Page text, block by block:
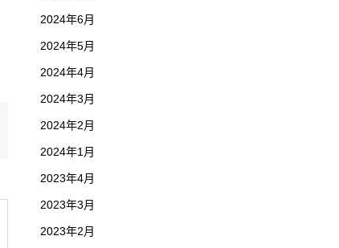
2024年6月
2024年5月
2024年4月
2024年3月
2024年2月
2024年1月
2023年4月
2023年3月
2023年2月